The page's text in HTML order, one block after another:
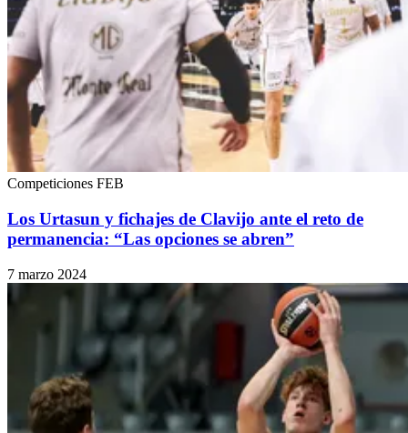
Competiciones FEB
Los Urtasun y fichajes de Clavijo ante el reto de
permanencia: “Las opciones se abren”
7 marzo 2024